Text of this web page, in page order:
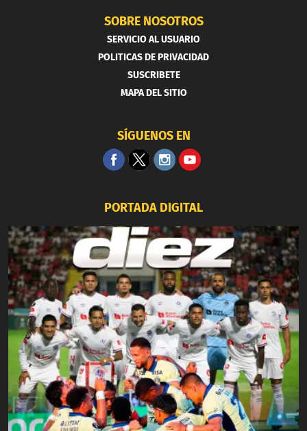
SOBRE NOSOTROS
SERVICIO AL USUARIO
POLITICAS DE PRIVACIDAD
SUSCRIBETE
MAPA DEL SITIO
SÍGUENOS EN
PORTADA DIGITAL